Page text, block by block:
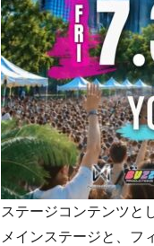
ステージコンテンツと
メインステージと、フ